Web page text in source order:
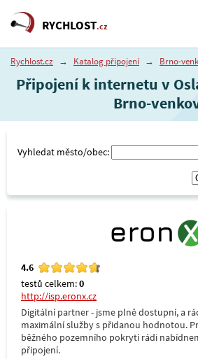
RYCHLOST.cz
Rychlost.cz → Katalog připojení → Brno-
Připojení k internetu v
Brno-
Vyhledat město/obec:
4.6
testů celkem:0
http://isp.eronx.cz
Digitální partner - jsme plně dostupní, a
maximální služby s přidanou hodnotou.
běžného pozemního pokrytí rádi
připojení.